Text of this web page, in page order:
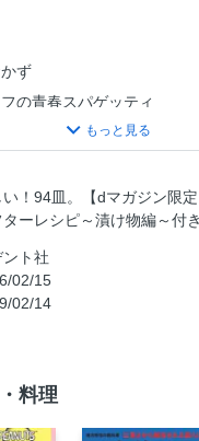
ず
の青春スパゲッティ
る？焼きそばにする？
ドのお楽しみ。
ロッケとカニピラフ
が追う鯨の発酵缶詰。呼子
の「おつまみ塾」
開店
スメ
！94皿。【dマガジン限
ターレシピ～漬け物編～付き
ト社
02/15
02/14
料理